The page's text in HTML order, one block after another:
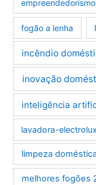
empreendedorismo
fogão a lenha
incêndio
inovação
inteligência
lavadora-electrolux
limpeza
melhores fogões